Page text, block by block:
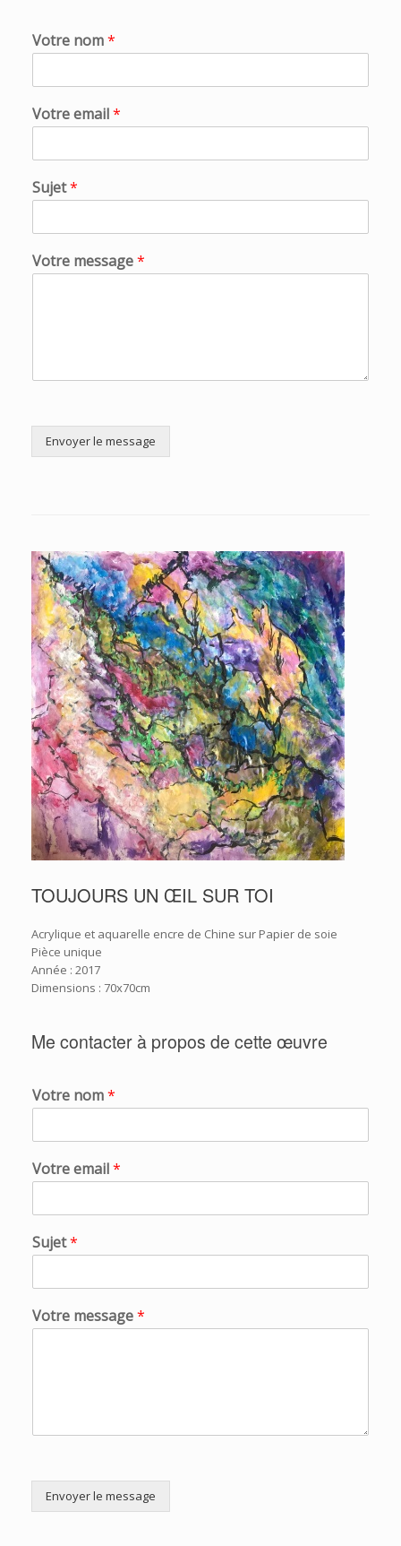
Votre nom*
Votre email*
Sujet*
Votre message*
Envoyer le message
TOUJOURS UN ŒIL SUR TOI
Acrylique et aquarelle encre de Chine sur Papier de soie
Pièce unique
Année : 2017
Dimensions : 70x70cm
Me contacter à propos de cette œuvre
Votre nom*
Votre email*
Sujet*
Votre message*
Envoyer le message